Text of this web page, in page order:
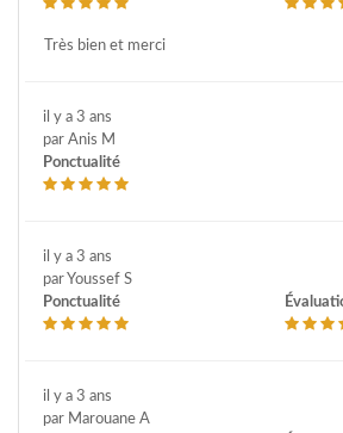
Très bien et merci
il y a 3 ans
par Anis M
Ponctualité
il y a 3 ans
par Youssef S
Ponctualité
il y a 3 ans
par Marouane A